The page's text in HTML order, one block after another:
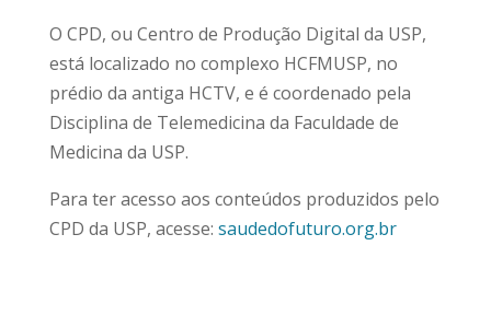
O CPD, ou Centro de Produção Digital da USP,
está localizado no complexo HCFMUSP, no
prédio da antiga HCTV, e é coordenado pela
Disciplina de Telemedicina da Faculdade de
Medicina da USP.
Para ter acesso aos conteúdos produzidos pelo
CPD da USP, acesse: saudedofuturo.org.br